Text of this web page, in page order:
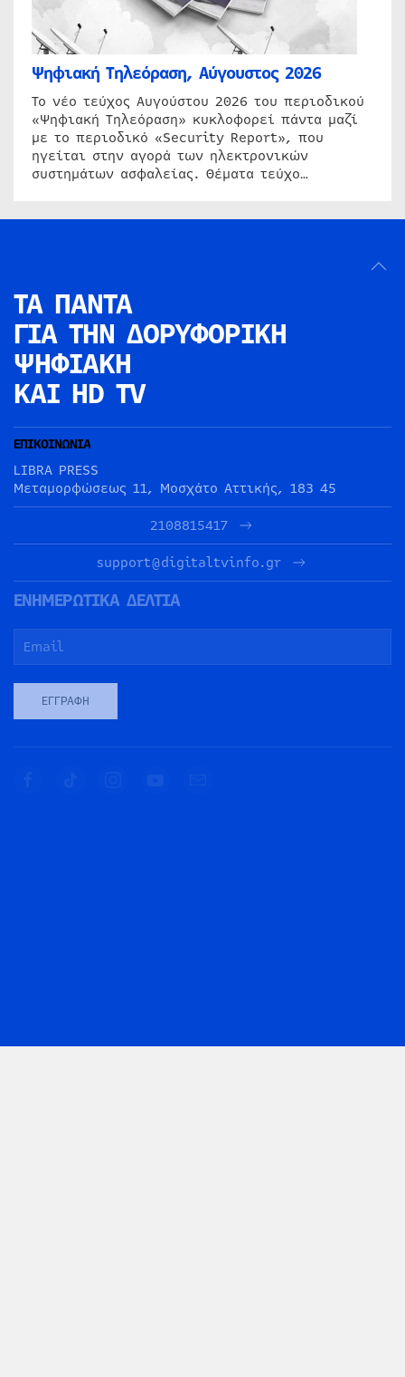
Ψηφιακή Τηλεόραση, Αύγουστος 2026
Το νέο τεύχος Αυγούστου 2026 του περιοδικού
«Ψηφιακή Τηλεόραση» κυκλοφορεί πάντα μαζί
με το περιοδικό «Security Report», που
ηγείται στην αγορά των ηλεκτρονικών
συστημάτων ασφαλείας. Θέματα τεύχο…
ΤΑ ΠΑΝΤΑ
ΓΙΑ ΤΗΝ ΔΟΡΥΦΟΡΙΚΗ
ΨΗΦΙΑΚΗ
ΚΑΙ HD TV
ΕΠΙΚΟΙΝΩΝΙΑ
LIBRA PRESS
Μεταμορφώσεως 11, Μοσχάτο Αττικής, 183 45
2108815417
support@digitaltvinfo.gr
ΕΝΗΜΕΡΩΤΙΚΑ ΔΕΛΤΙΑ
ΕΓΓΡΑΦΉ